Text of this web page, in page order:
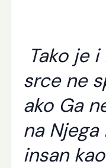
Tako je
srce ne
ako Ga
na
insan